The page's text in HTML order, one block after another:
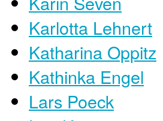
Karlotta Lehnert
Katharina Oppitz
Kathinka Engel
​Lars Poeck